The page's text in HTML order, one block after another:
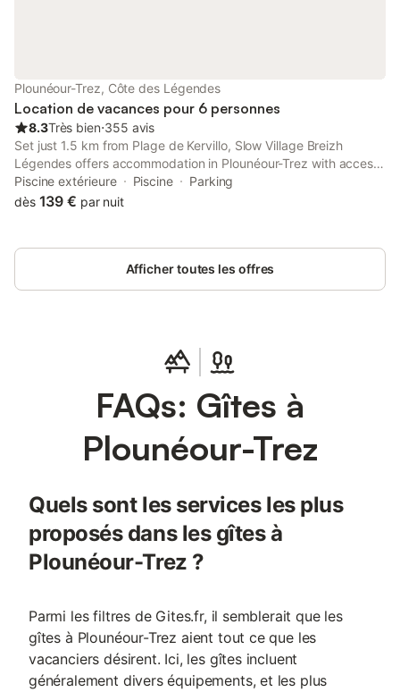
Plounéour-Trez, Côte des Légendes
Location de vacances pour 6 personnes
8.3Très bien⋅355 avis
Set just 1.5 km from Plage de Kervillo, Slow Village Breizh
Légendes offers accommodation in Plounéour-Trez with access
to a bar, barbecue facilities, as well as full-day security.
Piscine extérieure Piscine
Parking
dès 139 € par nuit
Afficher toutes les offres
FAQs: Gîtes à
Plounéour-Trez
Quels sont les services les plus
proposés dans les gîtes à
Plounéour-Trez ?
Parmi les filtres de Gites.fr, il semblerait que les
gîtes à Plounéour-Trez aient tout ce que les
vacanciers désirent. Ici, les gîtes incluent
généralement divers équipements, et les plus